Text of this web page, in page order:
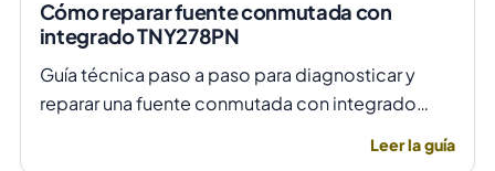
Cómo reparar fuente conmutada con
integrado TNY278PN
Guía técnica paso a paso para diagnosticar y
reparar una fuente conmutada con integrado
Leer la guía